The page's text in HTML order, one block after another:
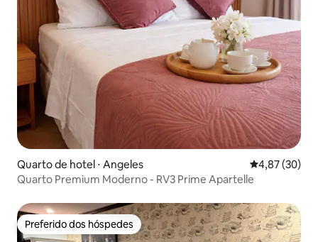
Quarto de hotel ⋅ Angeles 4,87 de uma
4,87 (30)
Quarto Premium Moderno - RV3 Prime Apartelle
Preferido dos hóspedes
Preferido dos hóspedes